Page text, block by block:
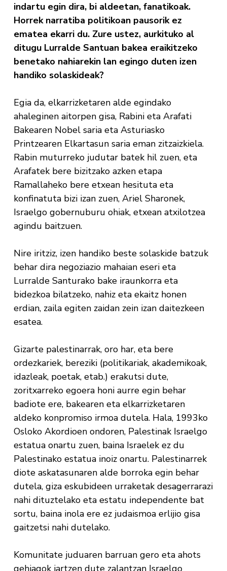
indartu egin dira, bi aldeetan, fanatikoak.
Horrek narratiba politikoan pausorik ez
ematea ekarri du. Zure ustez, aurkituko al
ditugu Lurralde Santuan bakea eraikitzeko
benetako nahiarekin lan egingo duten izen
handiko solaskideak?
Egia da, elkarrizketaren alde egindako
ahaleginen aitorpen gisa, Rabini eta Arafati
Bakearen Nobel saria eta Asturiasko
Printzearen Elkartasun saria eman zitzaizkiela.
Rabin muturreko judutar batek hil zuen, eta
Arafatek bere bizitzako azken etapa
Ramallaheko bere etxean hesituta eta
konfinatuta bizi izan zuen, Ariel Sharonek,
Israelgo gobernuburu ohiak, etxean atxilotzea
agindu baitzuen.
Nire iritziz, izen handiko beste solaskide batzuk
behar dira negoziazio mahaian eseri eta
Lurralde Santurako bake iraunkorra eta
bidezkoa bilatzeko, nahiz eta ekaitz honen
erdian, zaila egiten zaidan zein izan daitezkeen
esatea.
Gizarte palestinarrak, oro har, eta bere
ordezkariek, bereziki (politikariak, akademikoak,
idazleak, poetak, etab.) erakutsi dute,
zoritxarreko egoera honi aurre egin behar
badiote ere, bakearen eta elkarrizketaren
aldeko konpromiso irmoa dutela. Hala, 1993ko
Osloko Akordioen ondoren, Palestinak Israelgo
estatua onartu zuen, baina Israelek ez du
Palestinako estatua inoiz onartu. Palestinarrek
diote askatasunaren alde borroka egin behar
dutela, giza eskubideen urraketak desagerrarazi
nahi dituztelako eta estatu independente bat
sortu, baina inola ere ez judaismoa erlijio gisa
gaitzetsi nahi dutelako.
Komunitate juduaren barruan gero eta ahots